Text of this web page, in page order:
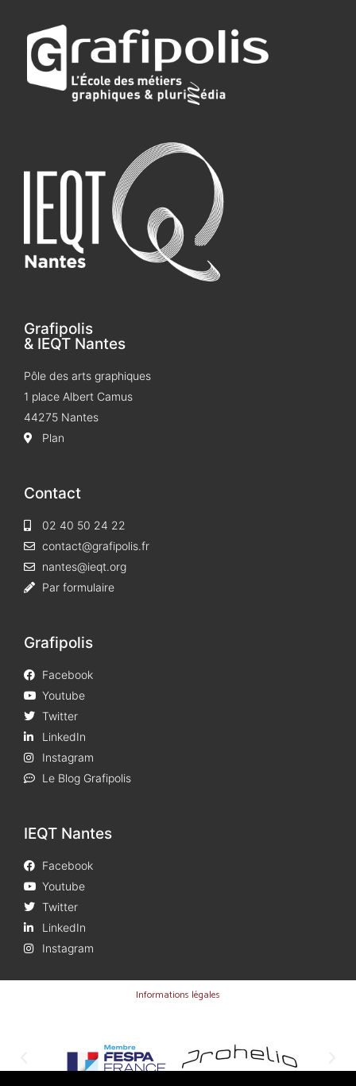
Grafipolis
& IEQT Nantes
Pôle des arts graphiques
1 place Albert Camus
44275 Nantes
Plan
Contact
02 40 50 24 22
contact@grafipolis.fr
nantes@ieqt.org
Par formulaire
Grafipolis
Facebook
Youtube
Twitter
LinkedIn
Instagram
Le Blog Grafipolis
IEQT Nantes
Facebook
Youtube
Twitter
LinkedIn
Instagram
Informations légales